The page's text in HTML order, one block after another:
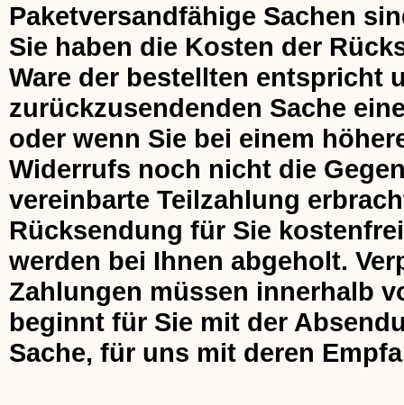
Paketversandfähige Sachen
Sie haben die Kosten der
Ware der bestellten entspricht
zurückzusendenden Sache
oder wenn Sie bei einem
Widerrufs noch nicht die
vereinbarte Teilzahlung
Rücksendung für Sie
werden bei Ihnen abgeholt.
Zahlungen müssen innerhalb
beginnt für Sie mit der
Sache, für uns mit deren